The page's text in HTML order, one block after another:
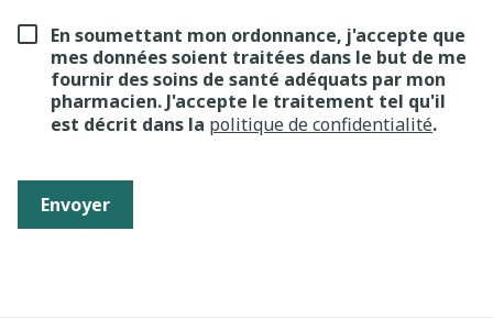
En soumettant mon ordonnance, j'accepte que
mes données soient traitées dans le but de me
fournir des soins de santé adéquats par mon
pharmacien. J'accepte le traitement tel qu'il
est décrit dans la politique de confidentialité.
Envoyer